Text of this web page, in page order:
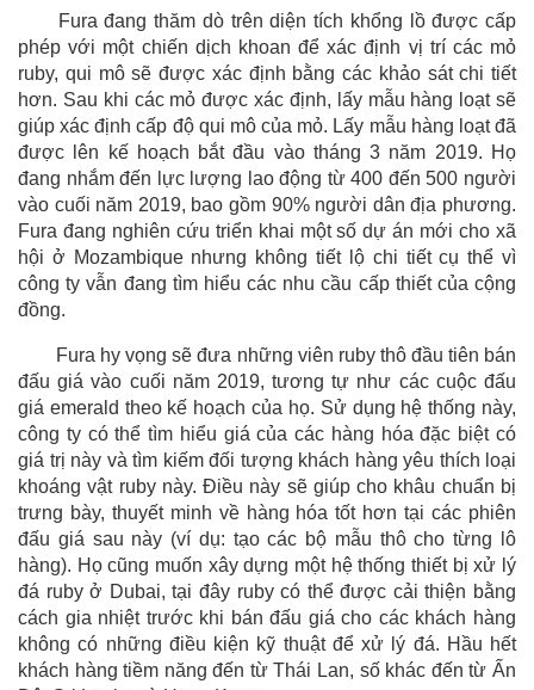
Fura đang thăm dò trên diện tích khổng lồ được cấp
phép với một chiến dịch khoan để xác định vị trí các mỏ
ruby, qui mô sẽ được xác định bằng các khảo sát chi tiết
hơn. Sau khi các mỏ được xác định, lấy mẫu hàng loạt sẽ
giúp xác định cấp độ qui mô của mỏ. Lấy mẫu hàng loạt đã
được lên kế hoạch bắt đầu vào tháng 3 năm 2019. Họ
đang nhắm đến lực lượng lao động từ 400 đến 500 người
vào cuối năm 2019, bao gồm 90% người dân địa phương.
Fura đang nghiên cứu triển khai một số dự án mới cho xã
hội ở Mozambique nhưng không tiết lộ chi tiết cụ thể vì
công ty vẫn đang tìm hiểu các nhu cầu cấp thiết của cộng
đồng.
Fura hy vọng sẽ đưa những viên ruby thô đầu tiên bán
đấu giá vào cuối năm 2019, tương tự như các cuộc đấu
giá emerald theo kế hoạch của họ. Sử dụng hệ thống này,
công ty có thể tìm hiểu giá của các hàng hóa đặc biệt có
giá trị này và tìm kiếm đối tượng khách hàng yêu thích loại
khoáng vật ruby này. Điều này sẽ giúp cho khâu chuẩn bị
trưng bày, thuyết minh về hàng hóa tốt hơn tại các phiên
đấu giá sau này (ví dụ: tạo các bộ mẫu thô cho từng lô
hàng). Họ cũng muốn xây dựng một hệ thống thiết bị xử lý
đá ruby ở Dubai, tại đây ruby có thể được cải thiện bằng
cách gia nhiệt trước khi bán đấu giá cho các khách hàng
không có những điều kiện kỹ thuật để xử lý đá. Hầu hết
khách hàng tiềm năng đến từ Thái Lan, số khác đến từ Ấn